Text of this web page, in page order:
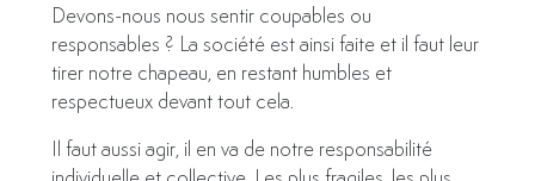
Devons-nous nous sentir coupables ou
responsables ? La société est ainsi faite et il faut leur
tirer notre chapeau, en restant humbles et
respectueux devant tout cela.
Il faut aussi agir, il en va de notre responsabilité